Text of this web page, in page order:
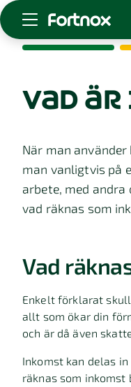
Skaffa Fortnox
För
Logga in
Kontakt
Om Fortnox
vad är
När man
man vanligtvis på
arbete, med andra
vad räknas som
Vad
Enkelt förklarat
allt som ökar din
och är då även
Inkomst kan delas
räknas som